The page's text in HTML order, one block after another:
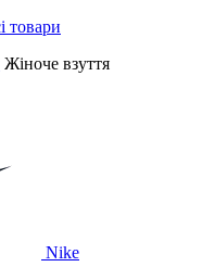
Жіноче взуття
Nike